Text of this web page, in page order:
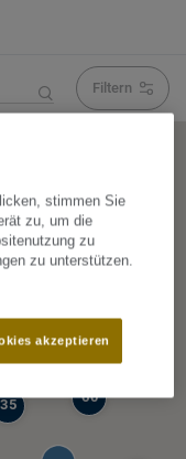
Filtern
35 60
stimmen Sie
zu, um die
zu
zu unterstützen.
akzeptieren